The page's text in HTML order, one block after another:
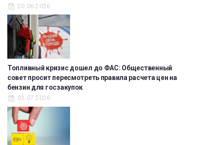
20.06.2026
Топливный кризис дошел до ФАС: Общественный
совет просит пересмотреть правила расчета цен на
бензин для госзакупок
03.07.2026